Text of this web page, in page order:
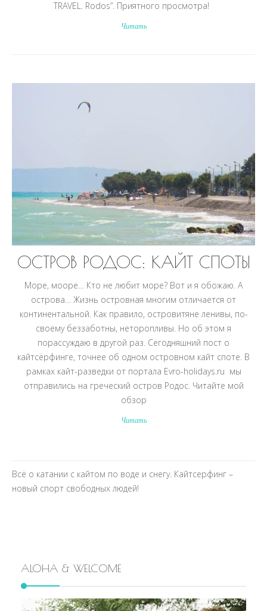
TRAVEL. Rodos”. Приятного просмотра!
Читать
ОСТРОВ РОДОС: КАЙТ СПОТЫ
Море, мооре… Кто не любит море? Вот и я обожаю. А
острова… Жизнь островная многим отличается от
континентальной. Как правило, островитяне ленивы, по-
своему беззаботны, неторопливы. Но об этом я
порассуждаю в другой раз. Сегодняшний пост о
кайтсёрфинге, точнее об одном островном кайт споте. В
рамках кайт-разведки от портала Evro-holidays.ru мы
отправились на греческий остров Родос. Читайте мой
обзор
Читать
Всё о катании с кайтом по воде и снегу. Кайтсерфинг –
новый спорт свободных людей!
ALOHA & WELCOME